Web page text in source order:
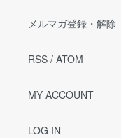
メルマガ登録・解除
RSS / ATOM
MY ACCOUNT
LOG IN